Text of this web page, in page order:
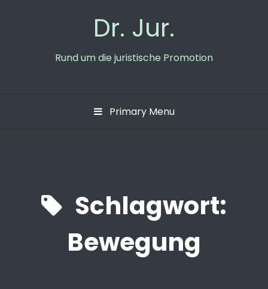
Dr. Jur.
Rund um die juristische Promotion
Primary Menu
Schlagwort:
Bewegung